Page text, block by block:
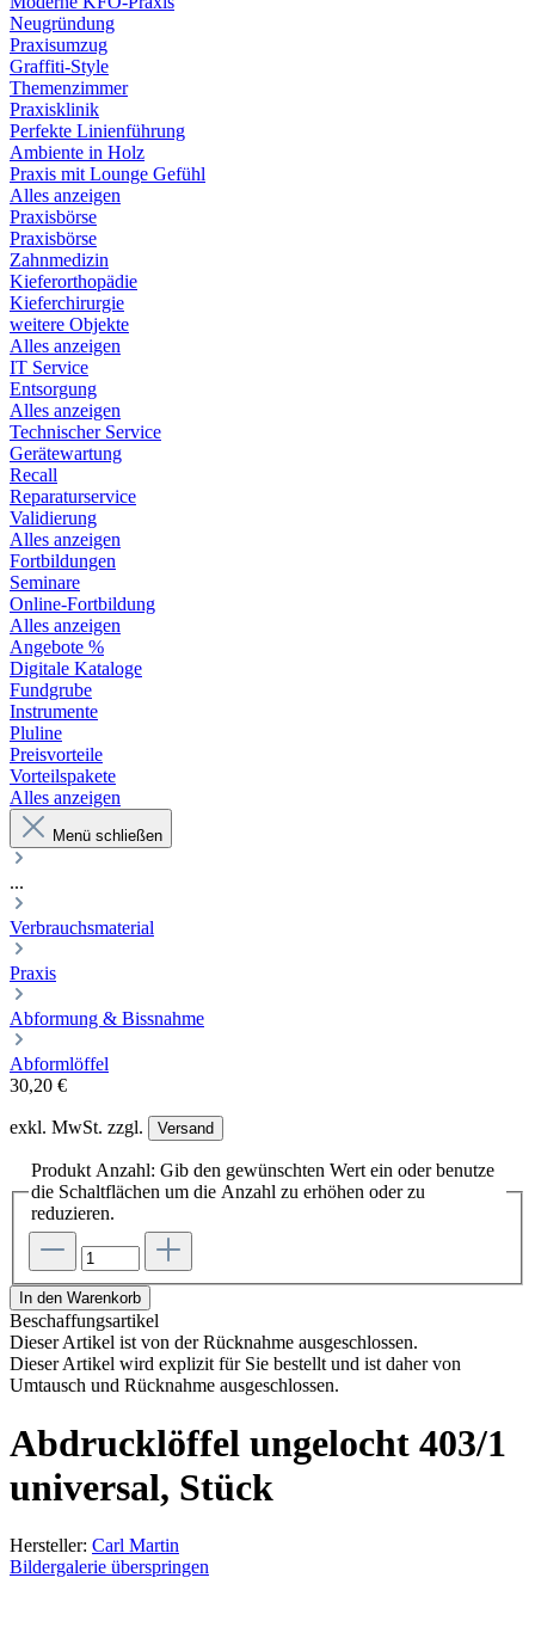
Neugründung
Praxisumzug
Graffiti-Style
Themenzimmer
Praxisklinik
Perfekte Linienführung
Ambiente in Holz
Praxis mit Lounge Gefühl
Alles anzeigen
Praxisbörse
Praxisbörse
Zahnmedizin
Kieferorthopädie
Kieferchirurgie
weitere Objekte
Alles anzeigen
IT Service
Entsorgung
Alles anzeigen
Technischer Service
Gerätewartung
Recall
Reparaturservice
Validierung
Alles anzeigen
Fortbildungen
Seminare
Online-Fortbildung
Alles anzeigen
Angebote %
Digitale Kataloge
Fundgrube
Instrumente
Pluline
Preisvorteile
Vorteilspakete
Alles anzeigen
Menü schließen
...
Verbrauchsmaterial
Praxis
Abformung & Bissnahme
Abformlöffel
30,20 €
exkl. MwSt. zzgl. Versand
Produkt Anzahl: Gib den gewünschten Wert ein oder benutze
die Schaltflächen um die Anzahl zu erhöhen oder zu
reduzieren.
In den Warenkorb
Beschaffungsartikel
Dieser Artikel ist von der Rücknahme ausgeschlossen.
Dieser Artikel wird explizit für Sie bestellt und ist daher von
Umtausch und Rücknahme ausgeschlossen.
Abdrucklöffel ungelocht 403/1
universal, Stück
Hersteller: Carl Martin
Bildergalerie überspringen